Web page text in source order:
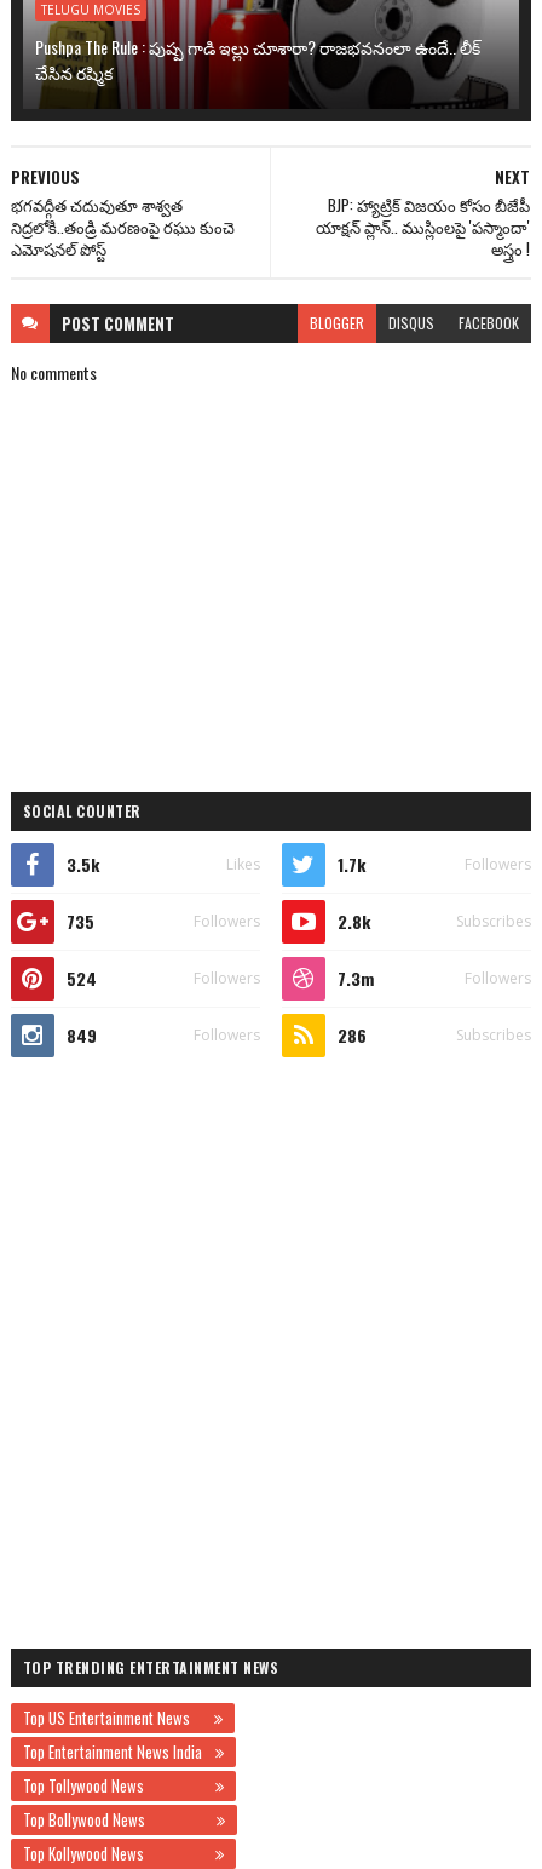
TELUGU MOVIES
Pushpa The Rule : పుష్ప గాడి ఇల్లు చూశారా? రాజభవనంలా ఉందే.. లీక్
చేసిన రష్మిక
NEXT
BJP: హ్యాట్రిక్ విజయం కోసం బీజేపీ
యాక్షన్ ప్లాన్.. ముస్లింలపై 'పస్మాందా'
అస్త్రం !
PREVIOUS
భ‌గ‌వ‌ద్గీత చ‌దువుతూ శాశ్వ‌త
నిద్ర‌లోకి..తండ్రి మ‌ర‌ణంపై ర‌ఘు కుంచె
ఎమోష‌న‌ల్ పోస్ట్‌
POST COMMENT BLOGGER DISQUS FACEBOOK
No comments
SOCIAL COUNTER
3.5k Likes 1.7k Followers
735 Followers 2.8k Subscribes
524 Followers 7.3m Followers
849 Followers 286 Subscribes
TOP TRENDING ENTERTAINMENT NEWS
Top US Entertainment News
Top Entertainment News India
Top Tollywood News
Top Bollywood News
Top Kollywood News